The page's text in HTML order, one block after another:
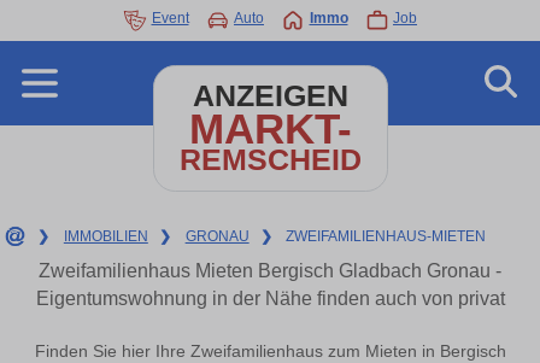
Event Auto Immo Job
ANZEIGEN
MARKT-
REMSCHEID
❯ IMMOBILIEN ❯ GRONAU ❯ ZWEIFAMILIENHAUS-MIETEN
Zweifamilienhaus Mieten Bergisch Gladbach Gronau -
Eigentumswohnung in der Nähe finden auch von privat
Finden Sie hier Ihre Zweifamilienhaus zum Mieten in Bergisch